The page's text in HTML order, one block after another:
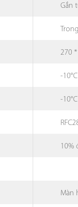
Gắn
270
-
-
10%
Màn